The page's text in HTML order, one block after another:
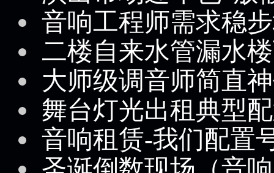
音响工程师需求稳
二楼自来水管漏水
大师级调音师简直
舞台灯光出租典型
音响租赁-我们配置